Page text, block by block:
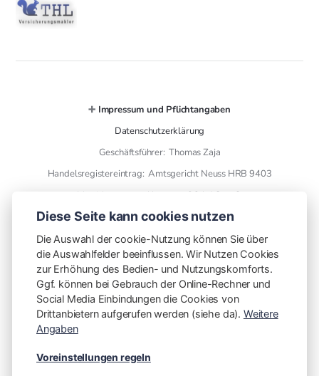
➕ Impressum und Pflichtangaben
Datenschutzerklärung
Geschäftsführer: Thomas Zaja
Handelsregistereintrag: Amtsgericht Neuss HRB 9403
Versicherungsmakler gem. § 34 d GewO
➕ Kontaktdaten
THL Versicherungsmakler GmbH
finanzen mit plan
Otto Wels Str. 8
41466 Neuss
Vorwahl mitwählen!
Diese Seite kann cookies nutzen
Die Auswahl der cookie-Nutzung können Sie über
die Auswahlfelder beeinflussen. Wir Nutzen Cookies
zur Erhöhung des Bedien- und Nutzungskomforts.
Ggf. können bei Gebrauch der Online-Rechner und
Social Media Einbindungen die Cookies von
Drittanbietern aufgerufen werden (siehe da). Weitere
Angaben
Voreinstellungen regeln